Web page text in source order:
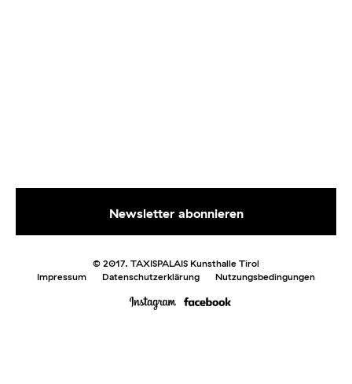
© 2017. TAXISPALAIS Kunsthalle Tirol
Impressum
Datenschutzerklärung Nutzungsbedingungen